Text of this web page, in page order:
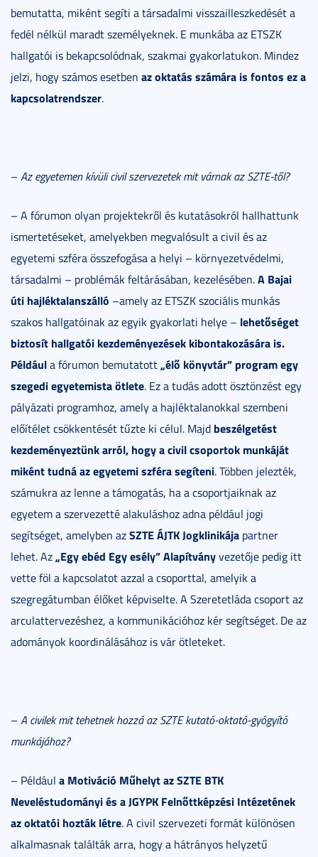
bemutatta, miként segíti a társadalmi visszailleszkedését a
fedél nélkül maradt személyeknek. E munkába az ETSZK
hallgatói is bekapcsolódnak, szakmai gyakorlatukon. Mindez
jelzi, hogy számos esetben az oktatás számára is fontos ez a
kapcsolatrendszer.
– Az egyetemen kívüli civil szervezetek mit várnak az SZTE-től?
– A fórumon olyan projektekről és kutatásokról hallhattunk
ismertetéseket, amelyekben megvalósult a civil és az
egyetemi szféra összefogása a helyi – környezetvédelmi,
társadalmi – problémák feltárásában, kezelésében.A Bajai
úti hajléktalanszálló –amely az ETSZK szociális munkás
szakos hallgatóinak az egyik gyakorlati helye – lehetőséget
biztosít hallgatói kezdeményezések kibontakozására is.
Példáula fórumon bemutatott „élő könyvtár” program egy
szegedi egyetemista ötlete. Ez a tudás adott ösztönzést egy
pályázati programhoz, amely a hajléktalanokkal szembeni
előítélet csökkentését tűzte ki célul. Majd beszélgetést
kezdeményeztünk arról, hogy a civil csoportok munkáját
miként tudná az egyetemi szféra segíteni. Többen jelezték,
számukra az lenne a támogatás, ha a csoportjaiknak az
egyetem a szervezetté alakuláshoz adna például jogi
segítséget, amelyben azSZTE ÁJTK Jogklinikája partner
lehet. Az „Egy ebéd Egy esély” Alapítványvezetője pedig itt
vette föl a kapcsolatot azzal a csoporttal, amelyik a
szegregátumban élőket képviselte. A Szeretetláda csoport az
arculattervezéshez, a kommunikációhoz kér segítséget. De az
adományok koordinálásához is vár ötleteket.
– A civilek mit tehetnek hozzá az SZTE kutató-oktató-gyógyító
munkájához?
– Például a Motiváció Műhelyt az SZTE BTK
Neveléstudományi és a JGYPK Felnőttképzési Intézetének
az oktatói hozták létre. A civil szervezeti formát különösen
alkalmasnak találták arra, hogy a hátrányos helyzetű